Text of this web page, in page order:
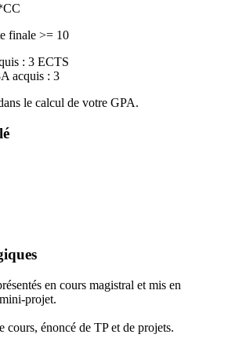
finale >= 10
: 3 ECTS
acquis : 3
le calcul de votre GPA.
en cours magistral et mis en
projet.
cours, énoncé de TP et de projets.